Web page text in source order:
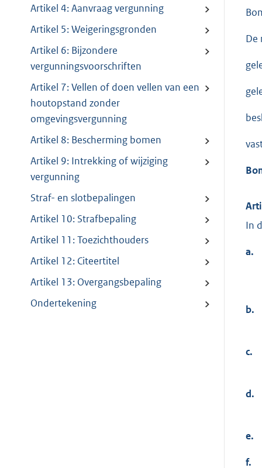
Artikel 4: Aanvraag vergunning
Artikel 5: Weigeringsgronden
Artikel 6: Bijzondere
vergunningsvoorschriften
Artikel 7: Vellen of doen vellen van een
houtopstand zonder
omgevingsvergunning
Artikel 8: Bescherming bomen
Artikel 9: Intrekking of wijziging
vergunning
Straf- en slotbepalingen
Artikel 10: Strafbepaling
Artikel 11: Toezichthouders
Artikel 12: Citeertitel
Artikel 13: Overgangsbepaling
Ondertekening
De
In
a.
b.
c.
d.
e.
f.